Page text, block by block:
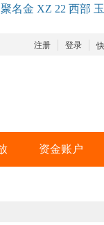
聚名金 XZ 22 西部 玉